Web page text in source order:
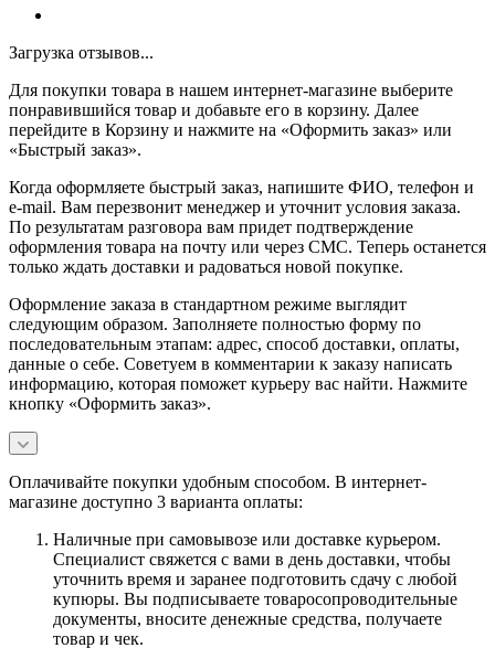
Загрузка отзывов...
Для покупки товара в нашем интернет-магазине выберите
понравившийся товар и добавьте его в корзину. Далее
перейдите в Корзину и нажмите на «Оформить заказ» или
«Быстрый заказ».
Когда оформляете быстрый заказ, напишите ФИО, телефон и
e-mail. Вам перезвонит менеджер и уточнит условия заказа.
По результатам разговора вам придет подтверждение
оформления товара на почту или через СМС. Теперь останется
только ждать доставки и радоваться новой покупке.
Оформление заказа в стандартном режиме выглядит
следующим образом. Заполняете полностью форму по
последовательным этапам: адрес, способ доставки, оплаты,
данные о себе. Советуем в комментарии к заказу написать
информацию, которая поможет курьеру вас найти. Нажмите
кнопку «Оформить заказ».
Оплачивайте покупки удобным способом. В интернет-
магазине доступно 3 варианта оплаты:
Наличные при самовывозе или доставке курьером.
Специалист свяжется с вами в день доставки, чтобы
уточнить время и заранее подготовить сдачу с любой
купюры. Вы подписываете товаросопроводительные
документы, вносите денежные средства, получаете
товар и чек.